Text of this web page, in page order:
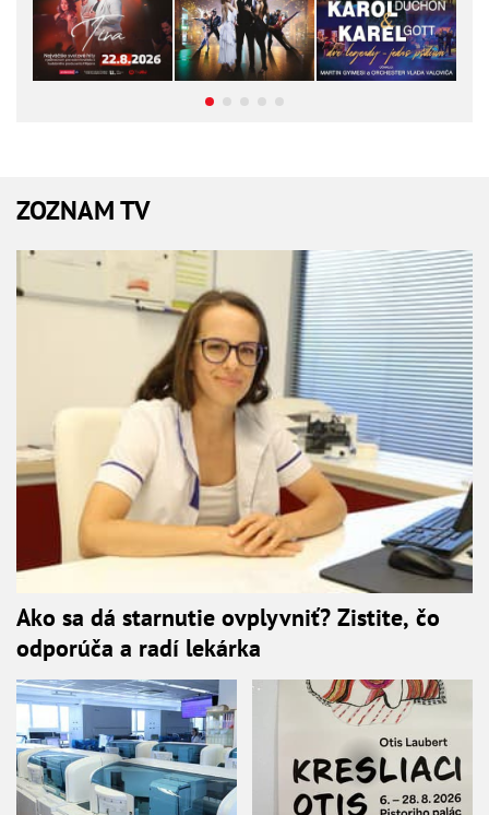
ZOZNAM TV
Ako sa dá starnutie ovplyvniť? Zistite, čo
odporúča a radí lekárka